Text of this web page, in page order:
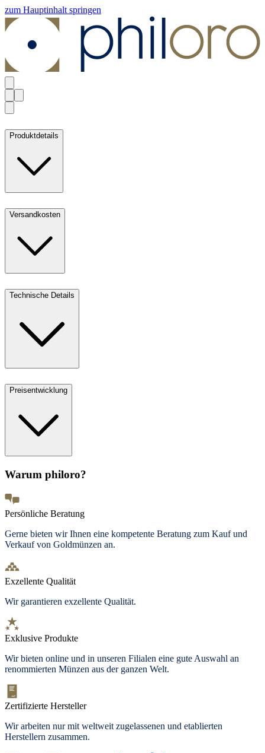
zum Hauptinhalt springen
Produktdetails
Versandkosten
Technische Details
Preisentwicklung
Warum philoro?
Persönliche Beratung
Gerne bieten wir Ihnen eine kompetente Beratung zum Kauf und
Verkauf von Goldmünzen an.
Exzellente Qualität
Wir garantieren exzellente Qualität.
Exklusive Produkte
Wir bieten online und in unseren Filialen eine gute Auswahl an
renommierten Münzen aus der ganzen Welt.
Zertifizierte Hersteller
Wir arbeiten nur mit weltweit zugelassenen und etablierten
Herstellern zusammen.